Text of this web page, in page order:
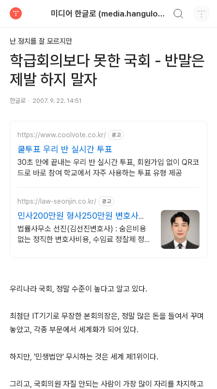
미디어 한글로 (media.hangulo.net)
난 정치를 잘 모르지만
학급회의보다 못한 국회 - 반말은
제발 하지 말자
한글로 2007. 9. 22. 14:51
https://www.coolvote.co.kr/ 광고
쿨투표 우리 반 실시간 투표
30초 만에 끝내는 우리 반 실시간 투표, 회원가입 없이 QR코
드로 바로 참여 학교에서 자주 사용하는 투표 유형 제공
https://law-seonjin.co.kr/ 광고
민사200만원 형사250만원 변호사선
임비용 수임료 정찰제
법률사무소 선진(김선진변호사) : 숨은비용
없는 정직한 변호사비용, 수임료 정찰제 정직
우리나라 국회, 정말 수준이 높다고 알고 있다.
최첨단 IT기기로 무장한 본회의장은, 정말 많은 돈을 들여서 꾸며
놓았고, 각종 부문에서 세계화가 되어 있다.
하지만, '민생법안' 무시하는 것은 세계 제1위이다.
그리고, 국회의원 자질 안되는 사람이 가장 많이 자리를 차지하고